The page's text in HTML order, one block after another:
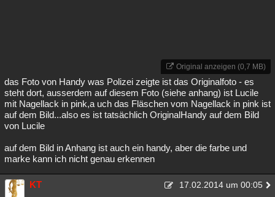
Original anzeigen (0,7 MB)
das Foto von Handy was Polizei zeigte ist das Originalfoto - es
steht dort, ausserdem auf diesem Foto (siehe anhang) ist Lucile
mit Nagellack in pink,a uch das Fläschen vom Nagellack in pink ist
auf dem Bild...also es ist tatsächlich OriginalHandy auf dem Bild
von Lucile
auf dem Bild in Anhang ist auch ein handy, aber die farbe und
marke kann ich nicht genau erkennen
KT 17.02.2014 um 00:05